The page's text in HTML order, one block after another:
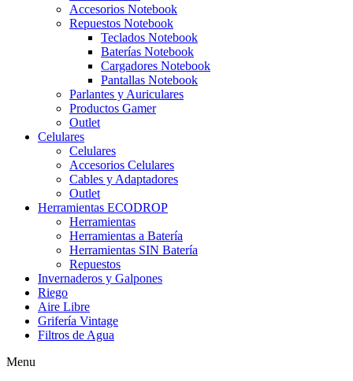
Accesorios Notebook
Repuestos Notebook
Teclados Notebook
Baterías Notebook
Cargadores Notebook
Pantallas Notebook
Parlantes y Auriculares
Productos Gamer
Outlet
Celulares
Celulares
Accesorios Celulares
Cables y Adaptadores
Outlet
Herramientas ECODROP
Herramientas
Herramientas a Batería
Herramientas SIN Batería
Repuestos
Invernaderos y Galpones
Riego
Aire Libre
Grifería Vintage
Filtros de Agua
Menu